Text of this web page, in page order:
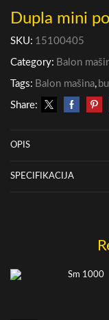
Dupla mini
SKU: 15100405
Category: Balon
Tags: Balon mašina,
Share:
OPIS
SPECIFIKACIJA